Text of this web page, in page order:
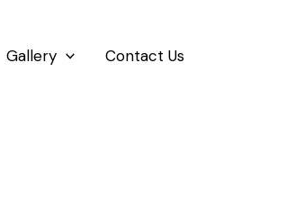
Gallery Contact Us